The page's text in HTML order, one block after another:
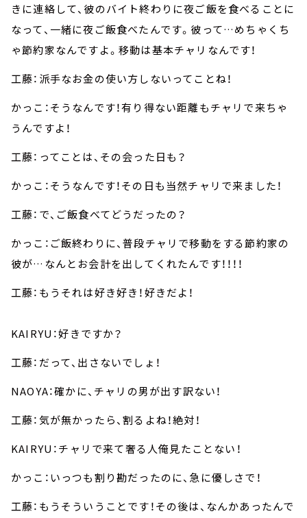
きに連絡して、彼のバイト終わりに夜ご飯を食べることに
なって、一緒に夜ご飯食べたんです。彼って…めちゃくち
ゃ節約家なんですよ。移動は基本チャリなんです！
工藤：派手なお金の使い方しないってことね！
かっこ：そうなんです！有り得ない距離もチャリで来ちゃ
うんですよ！
工藤：ってことは、その会った日も？
かっこ：そうなんです！その日も当然チャリで来ました！
工藤：で、ご飯食べてどうだったの？
かっこ：ご飯終わりに、普段チャリで移動をする節約家の
彼が…なんとお会計を出してくれたんです！！！！
工藤：もうそれは好き好き！好きだよ！
KAIRYU：好きですか？
工藤：だって、出さないでしょ！
NAOYA：確かに、チャリの男が出す訳ない！
工藤：気が無かったら、割るよね！絶対！
KAIRYU：チャリで来て奢る人俺見たことない！
かっこ：いっつも割り勘だったのに、急に優しさで！
工藤：もうそういうことです！その後は、なんかあったんで